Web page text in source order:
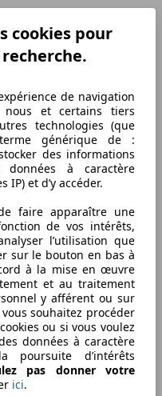
Turismo BVA E6D full
cookies pour
de navigation
et certains tiers
technologies (que
générique de :
des informations
à caractère
IP) et d’y accéder.
faire apparaître une
de vos intérêts,
l’utilisation que
sur le bouton en bas à
à la mise en œuvre
et au traitement
y afférent ou sur
souhaitez procéder
ou si vous voulez
données à caractère
poursuite d’intérêts
pas donner votre
ici.